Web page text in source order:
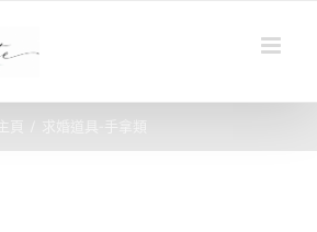
求婚道具-手拿類